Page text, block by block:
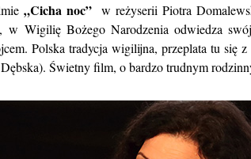
„Cicha noc”w reżyserii Piotra
Wigilię Bożego Narodzenia odwiedza
Polska tradycja wigilijna, przeplata tu
Świetny film, o bardzo trudnym